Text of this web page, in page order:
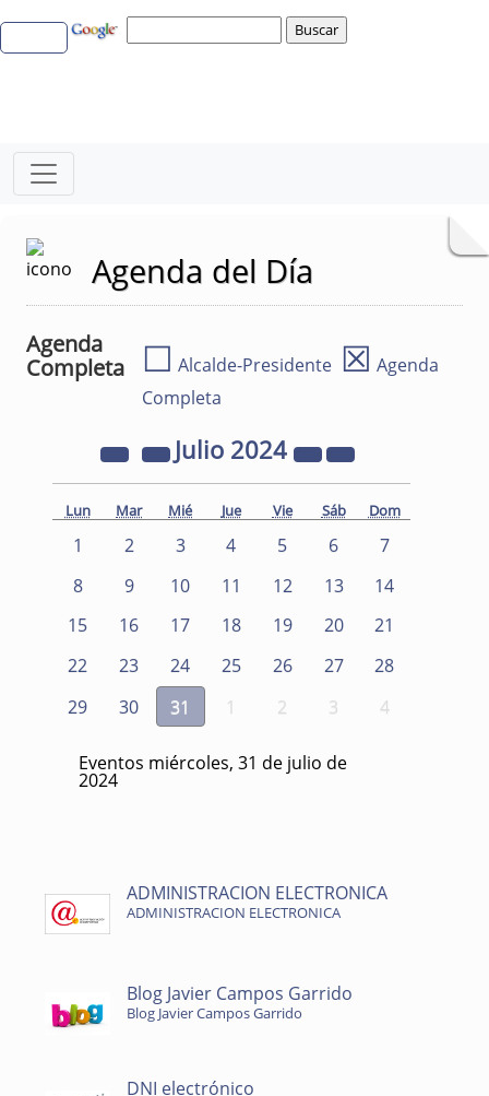
Agenda del Día
Agenda
Completa
☐ Alcalde-Presidente ☒ Agenda
Completa
Julio 2024
Lun Mar Mié Jue Vie Sáb Dom
1 2 3 4 5 6
7
8
9 10 11 12 13
14
15
16 17 18 19 20
21
22
23 24 25 26 27
28
29
30 31 1 2 3 4
Eventos miércoles, 31 de julio de
2024
ADMINISTRACION ELECTRONICA
ADMINISTRACION ELECTRONICA
Blog Javier Campos Garrido
Blog Javier Campos Garrido
DNI electrónico